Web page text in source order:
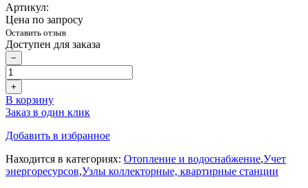
Артикул:
Цена по запросу
Оставить отзыв
Доступен для заказа
−
+
В корзину
Заказ в один клик
Добавить в избранное
Находится в категориях: Отопление и водоснабжение,Учет
энергоресурсов,Узлы коллекторные, квартирные станции